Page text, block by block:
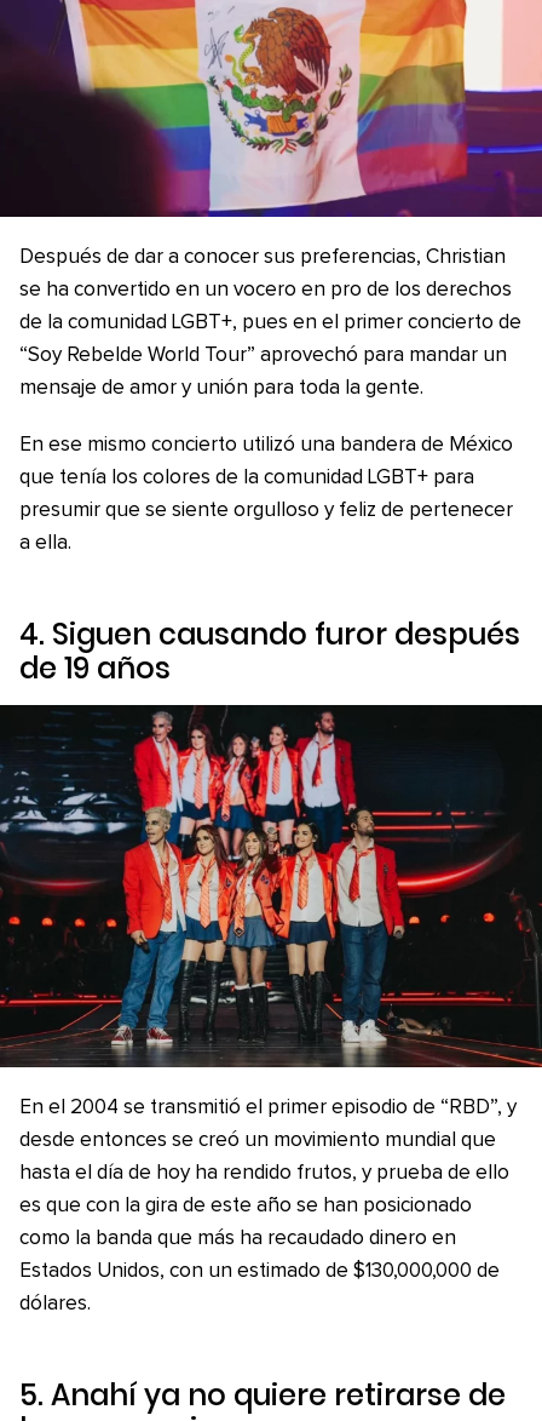
Después de dar a conocer sus preferencias, Christian
se ha convertido en un vocero en pro de los derechos
de la comunidad LGBT+, pues en el primer concierto de
“Soy Rebelde World Tour” aprovechó para mandar un
mensaje de amor y unión para toda la gente.
En ese mismo concierto utilizó una bandera de México
que tenía los colores de la comunidad LGBT+ para
presumir que se siente orgulloso y feliz de pertenecer
a ella.
4. Siguen causando furor después
de 19 años
En el 2004 se transmitió el primer episodio de “RBD”, y
desde entonces se creó un movimiento mundial que
hasta el día de hoy ha rendido frutos, y prueba de ello
es que con la gira de este año se han posicionado
como la banda que más ha recaudado dinero en
Estados Unidos, con un estimado de $130,000,000 de
dólares.
5. Anahí ya no quiere retirarse de